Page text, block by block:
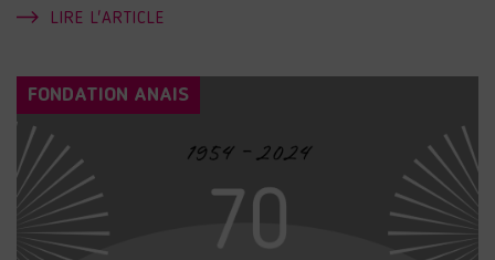
LIRE L'ARTICLE
FONDATION ANAIS